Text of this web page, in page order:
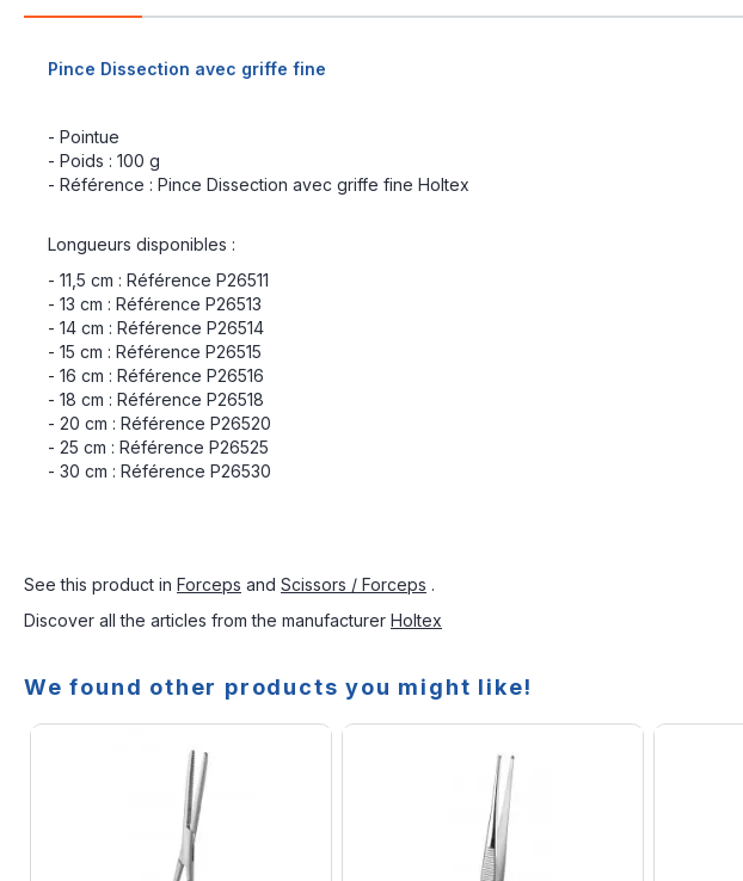
Pince Dissection avec griffe fine
- Pointue
- Poids : 100 g
- Référence : Pince Dissection avec griffe fine Holtex
Longueurs disponibles :
- 11,5 cm : Référence P26511
- 13 cm : Référence P26513
- 14 cm : Référence P26514
- 15 cm : Référence P26515
- 16 cm : Référence P26516
- 18 cm : Référence P26518
- 20 cm : Référence P26520
- 25 cm : Référence P26525
- 30 cm : Référence P26530
See this product in Forceps and Scissors / Forceps .
Discover all the articles from the manufacturer Holtex
We found other products you might like!